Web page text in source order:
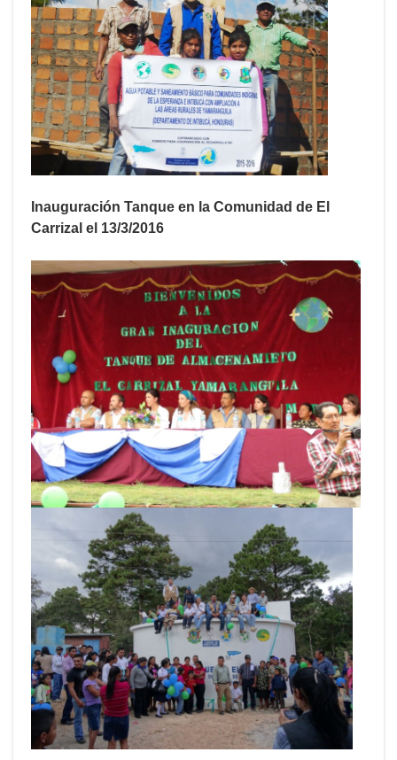
Inauguración Tanque en la Comunidad de El
Carrizal el 13/3/2016